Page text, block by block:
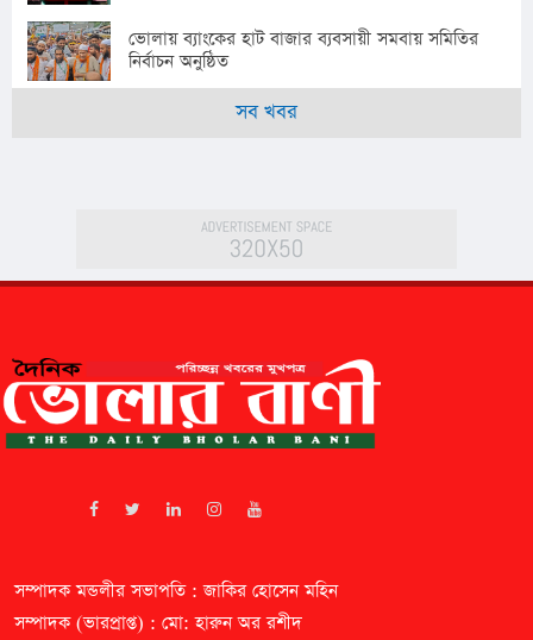
ভোলায় ব্যাংকের হাট বাজার ব্যবসায়ী সমবায় সমিতির
নির্বাচন অনুষ্ঠিত
সব খবর
সম্পাদক মন্ডলীর সভাপতি : জাকির হোসেন মহিন
সম্পাদক (ভারপ্রাপ্ত) : মো: হারুন অর রশীদ